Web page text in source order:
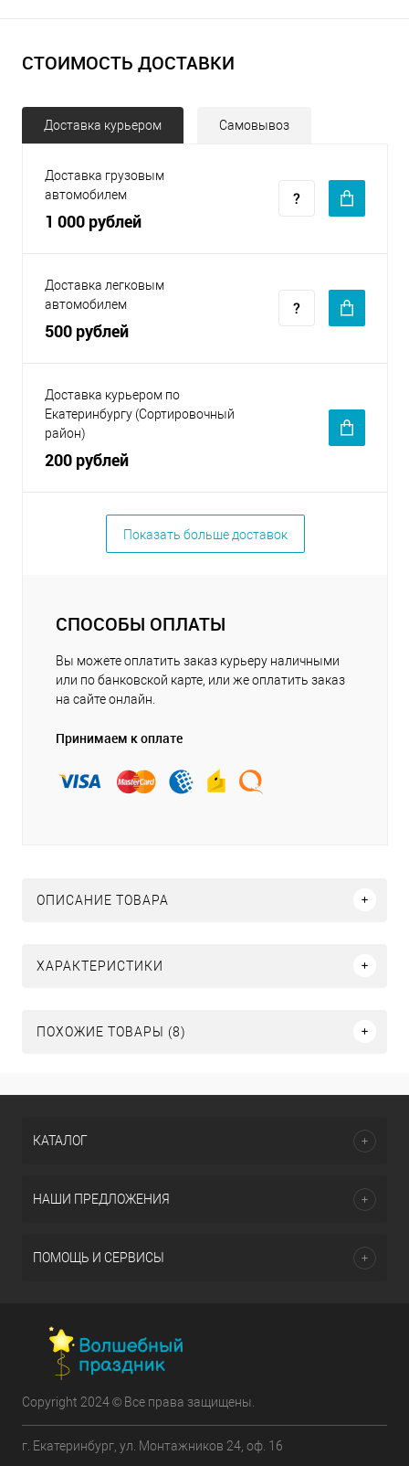
СТОИМОСТЬ ДОСТАВКИ
Доставка курьером Самовывоз
Доставка грузовым
автомобилем
1 000 рублей
Доставка легковым
автомобилем
500 рублей
Доставка курьером по
Екатеринбургу (Сортировочный
район)
200 рублей
Показать больше доставок
СПОСОБЫ ОПЛАТЫ
Вы можете оплатить заказ курьеру наличными
или по банковской карте, или же оплатить заказ
на сайте онлайн.
Принимаем к оплате
ОПИСАНИЕ ТОВАРА
ХАРАКТЕРИСТИКИ
ПОХОЖИЕ ТОВАРЫ (8)
КАТАЛОГ
НАШИ ПРЕДЛОЖЕНИЯ
ПОМОЩЬ И СЕРВИСЫ
Copyright 2024 © Все права защищены.
г. Екатеринбург, ул. Монтажников 24, оф. 16